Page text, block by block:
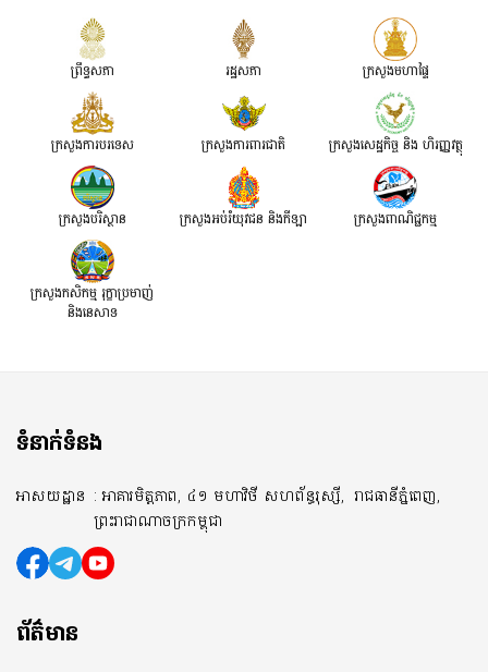
ព្រឹទ្ធសភា រដ្ឋសភា ក្រសួងមហាផ្ទៃ
ក្រសួងការបរទេស ក្រសួងការពារជាតិ ក្រសួង​សេដ្ឋកិច្ច និង ហិរញ្ញវត្ថុ
ក្រសួងបរិស្ថាន ក្រសួងអប់រំយុវជន និងកីឡា ក្រសួងពាណិជ្ជកម្ម
ក្រសួងកសិកម្ម រុក្ខាប្រមាញ់
និងនេសាទ
ទំនាក់ទំនង
អាសយដ្ឋាន : អាគារមិត្តភាព, ៤១ មហាវិថី សហព័ន្ធរុស្សី, រាជធានីភ្នំពេញ,
ព្រះរាជាណាចក្រកម្ពុជា
ព័ត៌មាន